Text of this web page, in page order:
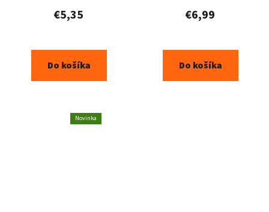
€5,35
Do košíka
€6,99
Do košíka
Novinka